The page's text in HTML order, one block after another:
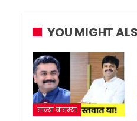
YOU MIGHT
ताज्या बातम्या